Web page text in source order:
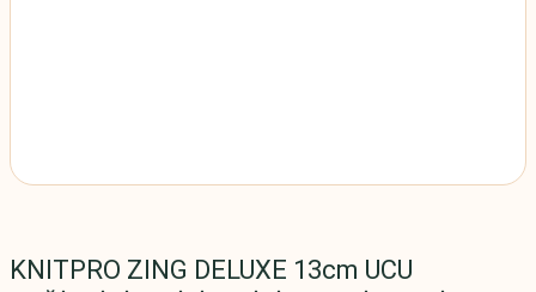
KNITPRO ZING DELUXE 13cm UCU